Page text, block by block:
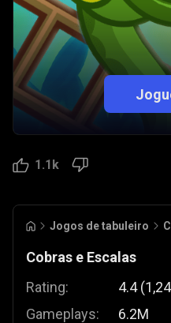
1.1k
Jogos de tabuleiro
Cobras e Escalas
Rating:
Gameplays:
4.4 (
6.2M